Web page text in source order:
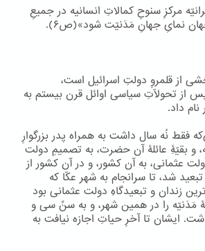
مرکزِ سنوحِ کمالاتِ انسانیه در جمیعِ
نمایِ جهانِ مَدَنیّت شود»(ص۶).
از قلمروِ دولتِ اسرائیل است،
از تحولّاتِ سیاسی اوائل قرن بیستم به
داد.
فقط نُه سال داشت به همراه پدر بزرگوارِ
و بقیّۀِ عائلۀ آن حضرت، به تصمیمِ دولت
عثمانی، به آن کشور، و در آن کشور از
شد، تا سرانجام به شهر عکّا که
زندان و تبعیدگاهِ دولت عثمانی بود
مَدَنیّه را در همین شهر، و به سنِّ سی و
ایشان تا آخرِ حیاتِ اجازه نیافت به